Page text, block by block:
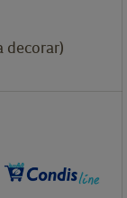
decorar)